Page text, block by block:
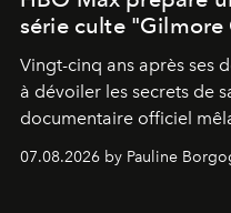
série culte "Gilmore
Vingt-cinq ans après ses
à dévoiler les secrets de
documentaire officiel
inédites et plongée dans
générationnel.
07.08.2026 by Pauline